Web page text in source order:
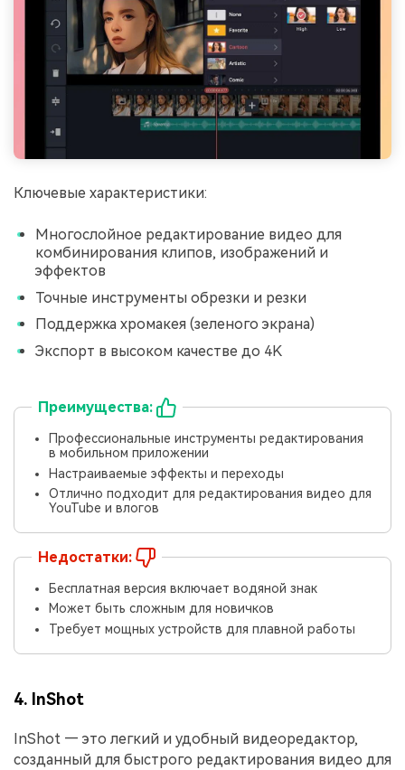
󠀰󠀰Ключевые характеристики:
Многослойное редактирование видео для
комбинирования клипов, изображений и
эффектов
Точные инструменты обрезки и резки
Поддержка хромакея (зеленого экрана)
Экспорт в высоком качестве до 4K
Преимущества:
Профессиональные инструменты редактирования
в мобильном приложении
Настраиваемые эффекты и переходы
Отлично подходит для редактирования видео для
YouTube и влогов
Недостатки:
Бесплатная версия включает водяной знак
Может быть сложным для новичков
Требует мощных устройств для плавной работы
4. InShot
InShot — это легкий и удобный видеоредактор,
созданный для быстрого редактирования видео для